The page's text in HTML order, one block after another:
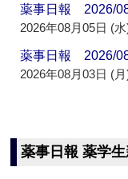
薬事日報 2026/
2026年08月05日 (水
薬事日報 2026/
2026年08月03日 (月
薬事日報 薬学